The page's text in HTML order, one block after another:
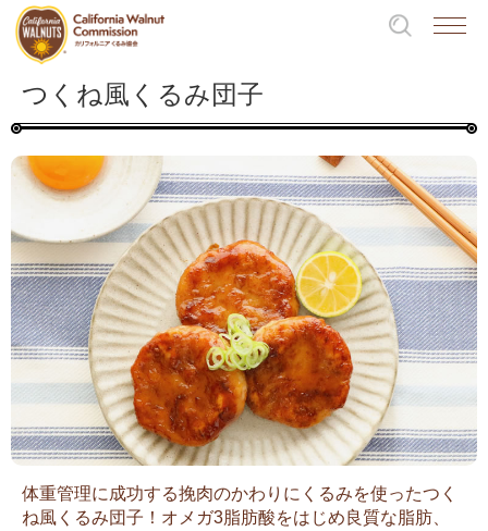
つくね風くるみ団子
体重管理に成功する挽肉のかわりにくるみを使ったつく
ね風くるみ団子！オメガ3脂肪酸をはじめ良質な脂肪、